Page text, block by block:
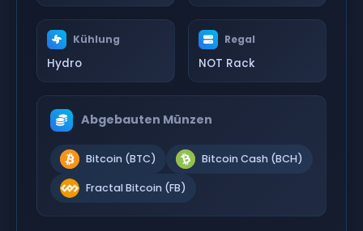
Kühlung
Hydro
Regal
NOT Rack
Abgebauten Münzen
Bitcoin (BTC) Bitcoin Cash (BCH)
Fractal Bitcoin (FB)